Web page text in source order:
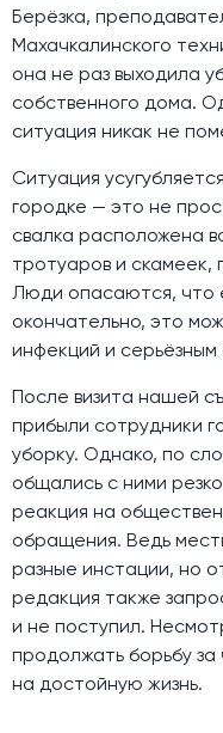
Берёзка,
Махачкалинского
она не раз выходила
собственного дома.
ситуация никак не
Ситуация
городке — это не
свалка расположена
тротуаров и
Люди опасаются, что
окончательно, это
инфекций и
После визита нашей
прибыли сотрудники
уборку. Однако, по
общались с ними
реакция на
обращения. Ведь
разные инстации, но
редакция также
и не поступил.
продолжать борьбу за
на достойную жизнь.